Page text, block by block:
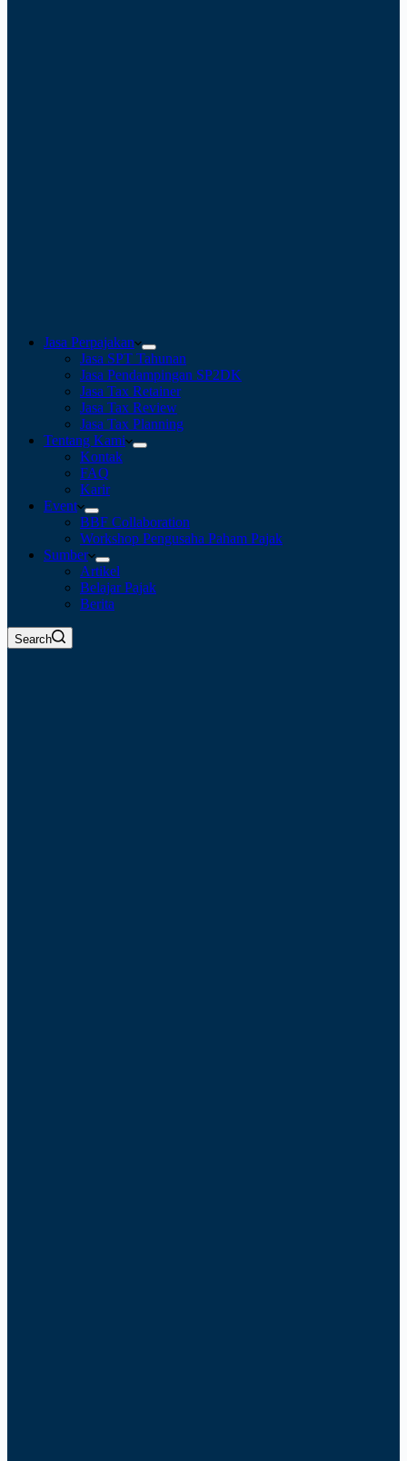
Jasa Perpajakan
Jasa SPT Tahunan
Jasa Pendampingan SP2DK
Jasa Tax Retainer
Jasa Tax Review
Jasa Tax Planning
Tentang Kami
Kontak
FAQ
Karir
Event
BBF Collaboration
Workshop Pengusaha Paham Pajak
Sumber
Artikel
Belajar Pajak
Berita
Search